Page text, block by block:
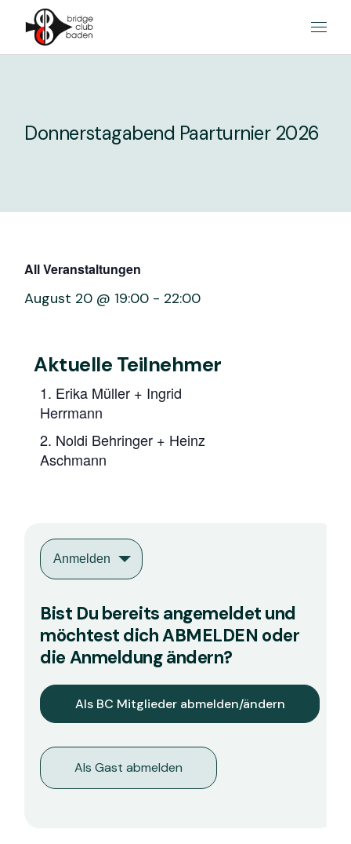
content
Donnerstagabend Paarturnier 2026
All Veranstaltungen
August 20 @ 19:00 - 22:00
Aktuelle Teilnehmer
1. Erika Müller + Ingrid
Herrmann
2. Noldi Behringer + Heinz
Aschmann
Anmelden
Bist Du bereits angemeldet und
möchtest dich ABMELDEN oder
die Anmeldung ändern?
Als Gast abmelden